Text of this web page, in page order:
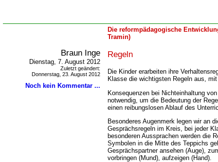
Die reformpädagogische
Tramin)
Braun Inge
Dienstag, 7. August 2012
Zuletzt geändert:
Donnerstag, 23. August 2012
Noch kein Kommentar ...
Regeln
Die Kinder erarbeiten ihre
Klasse die wichtigsten Regeln aus,
Konsequenzen bei Nichteinhaltung
notwendig, um die Bedeutung der
einen reibungslosen Ablauf des
Besonderes Augenmerk legen wir an
Gesprächsregeln im Kreis, bei jeder
besonderen Aussprachen werden die
Symbolen in die Mitte des Teppichs
Gesprächspartner ansehen (Auge),
vorbringen (Mund), aufzeigen (Hand).